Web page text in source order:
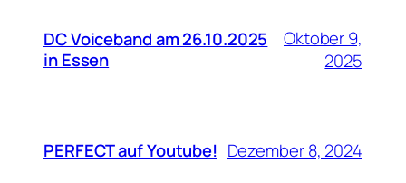
DC Voiceband am 26.10.2025
in Essen
Oktober 9,
2025
PERFECT auf Youtube! Dezember 8, 2024